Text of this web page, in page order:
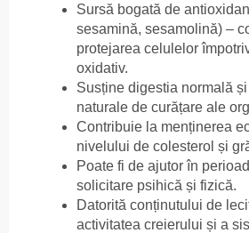
Sursă bogată de
sesamină, sesamolină) –
protejarea celulelor
oxidativ.
Susține digestia normală
naturale de curățare ale
Contribuie la menținerea
nivelului de colesterol și
Poate fi de ajutor în
solicitare psihică și fizică.
Datorită conținutului de
activitatea creierului și a